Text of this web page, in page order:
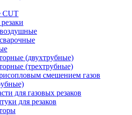
CUT
(двухтрубные)
(трехтрубные)
смешением газов
для газовых резаков
для резаков